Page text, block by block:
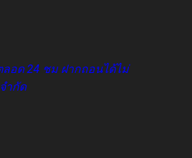
อด 24 ชม ฝากถอนได้ไม่
จำกัด